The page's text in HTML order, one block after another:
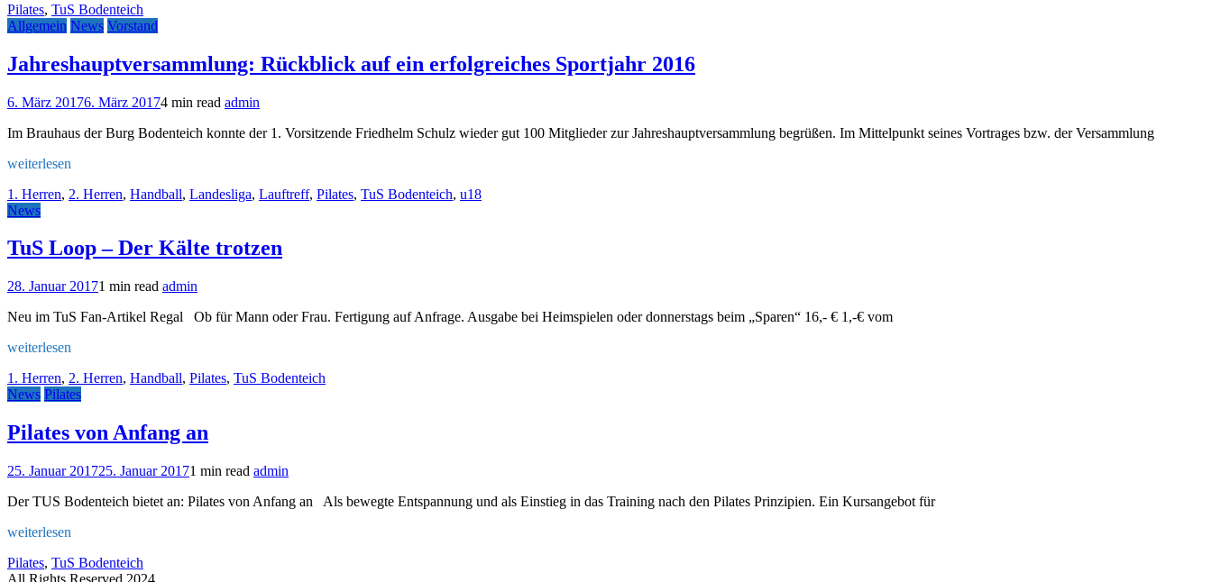
Pilates, TuS Bodenteich
Allgemein News Vorstand
Jahreshauptversammlung: Rückblick auf ein erfolgreiches Sportjahr 2016
6. März 20176. März 20174 min read admin
Im Brauhaus der Burg Bodenteich konnte der 1. Vorsitzende Friedhelm Schulz wieder gut 100 Mitglieder zur Jahreshauptversammlung begrüßen. Im Mittelpunkt seines Vortrages bzw. der Versammlung
weiterlesen
1. Herren, 2. Herren, Handball, Landesliga, Lauftreff, Pilates, TuS Bodenteich, u18
News
TuS Loop – Der Kälte trotzen
28. Januar 20171 min read admin
Neu im TuS Fan-Artikel Regal Ob für Mann oder Frau. Fertigung auf Anfrage. Ausgabe bei Heimspielen oder donnerstags beim „Sparen“ 16,- € 1,-€ vom
weiterlesen
1. Herren, 2. Herren, Handball, Pilates, TuS Bodenteich
News Pilates
Pilates von Anfang an
25. Januar 201725. Januar 20171 min read admin
Der TUS Bodenteich bietet an: Pilates von Anfang an Als bewegte Entspannung und als Einstieg in das Training nach den Pilates Prinzipien. Ein Kursangebot für
weiterlesen
Pilates, TuS Bodenteich